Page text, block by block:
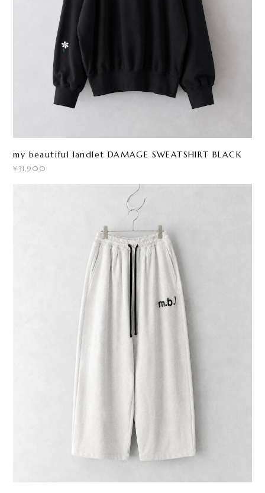
my beautiful landlet DAMAGE SWEATSHIRT BLACK
¥31,900